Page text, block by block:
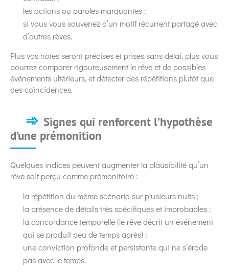
les actions ou paroles marquantes ;
si vous vous souvenez d’un motif récurrent partagé avec
d’autres rêves.
Plus vos notes seront précises et prises sans délai, plus vous
pourrez comparer rigoureusement le rêve et de possibles
événements ultérieurs, et détecter des répétitions plutôt que
des coïncidences.
Signes qui renforcent l’hypothèse
d’une prémonition
Quelques indices peuvent augmenter la plausibilité qu’un
rêve soit perçu comme prémonitoire :
la répétition du même scénario sur plusieurs nuits ;
la présence de détails très spécifiques et improbables ;
la concordance temporelle (le rêve décrit un événement
qui se produit peu de temps après) ;
une conviction profonde et persistante qui ne s’érode
pas avec le temps.